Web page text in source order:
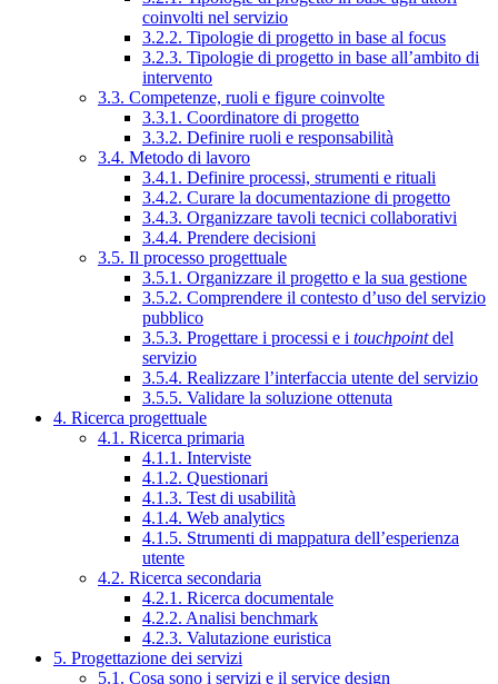
coinvolti nel servizio
3.2.2. Tipologie di progetto in base al focus
3.2.3. Tipologie di progetto in base all’ambito di
intervento
3.3. Competenze, ruoli e figure coinvolte
3.3.1. Coordinatore di progetto
3.3.2. Definire ruoli e responsabilità
3.4. Metodo di lavoro
3.4.1. Definire processi, strumenti e rituali
3.4.2. Curare la documentazione di progetto
3.4.3. Organizzare tavoli tecnici collaborativi
3.4.4. Prendere decisioni
3.5. Il processo progettuale
3.5.1. Organizzare il progetto e la sua gestione
3.5.2. Comprendere il contesto d’uso del servizio
pubblico
3.5.3. Progettare i processi e i touchpointdel
servizio
3.5.4. Realizzare l’interfaccia utente del servizio
3.5.5. Validare la soluzione ottenuta
4. Ricerca progettuale
4.1. Ricerca primaria
4.1.1. Interviste
4.1.2. Questionari
4.1.3. Test di usabilità
4.1.4. Web analytics
4.1.5. Strumenti di mappatura dell’esperienza
utente
4.2. Ricerca secondaria
4.2.1. Ricerca documentale
4.2.2. Analisi benchmark
4.2.3. Valutazione euristica
5. Progettazione dei servizi
5.1. Cosa sono i servizi e il service design